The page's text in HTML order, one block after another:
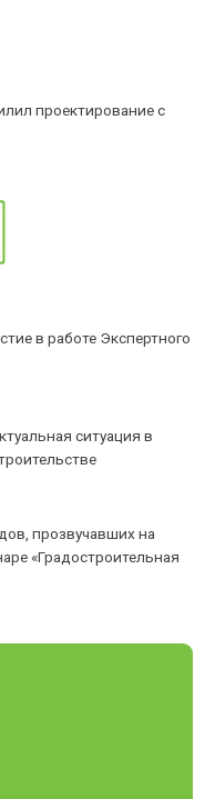
проектирование с
в работе Экспертного
ситуация в
прозвучавших на
«Градостроительная